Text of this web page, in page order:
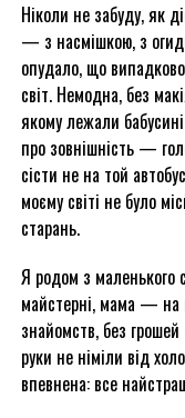
Ніколи не забуду, як
— з насмішкою, з
опудало, що
світ. Немодна, без
якому лежали
про зовнішність —
сісти не на той
моєму світі не було
старань.
Я родом з маленького
майстерні, мама — на
знайомств, без
руки не німіли від
впевнена: все